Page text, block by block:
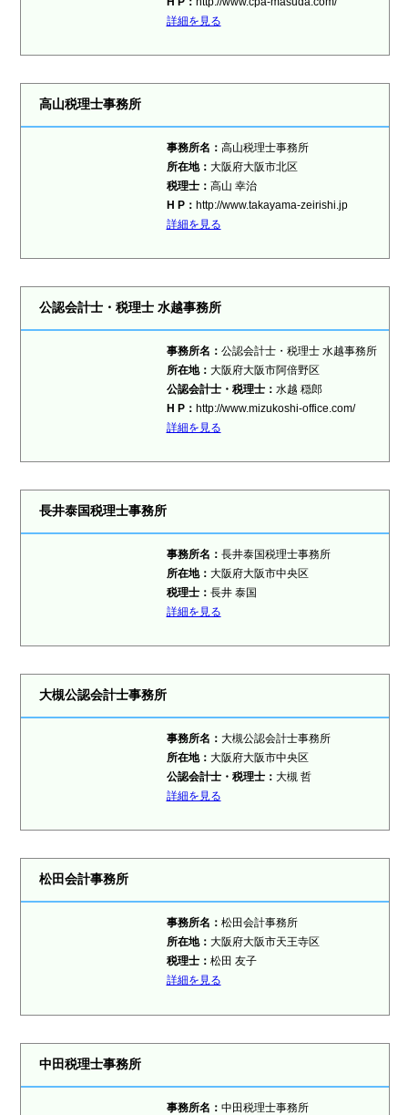
詳細を見る
高山税理士事務所
事務所名： 高山税理士事務所
所在地： 大阪府大阪市北区
税理士： 高山 幸治
H P： http://www.takayama-zeirishi.jp
詳細を見る
公認会計士・税理士 水越事務所
事務所名： 公認会計士・税理士 水越事務所
所在地： 大阪府大阪市阿倍野区
公認会計士・税理士： 水越 穏郎
H P： http://www.mizukoshi-office.com/
詳細を見る
長井泰国税理士事務所
事務所名： 長井泰国税理士事務所
所在地： 大阪府大阪市中央区
税理士： 長井 泰国
詳細を見る
大槻公認会計士事務所
事務所名： 大槻公認会計士事務所
所在地： 大阪府大阪市中央区
公認会計士・税理士： 大槻 哲
詳細を見る
松田会計事務所
事務所名： 松田会計事務所
所在地： 大阪府大阪市天王寺区
税理士： 松田 友子
詳細を見る
中田税理士事務所
事務所名： 中田税理士事務所